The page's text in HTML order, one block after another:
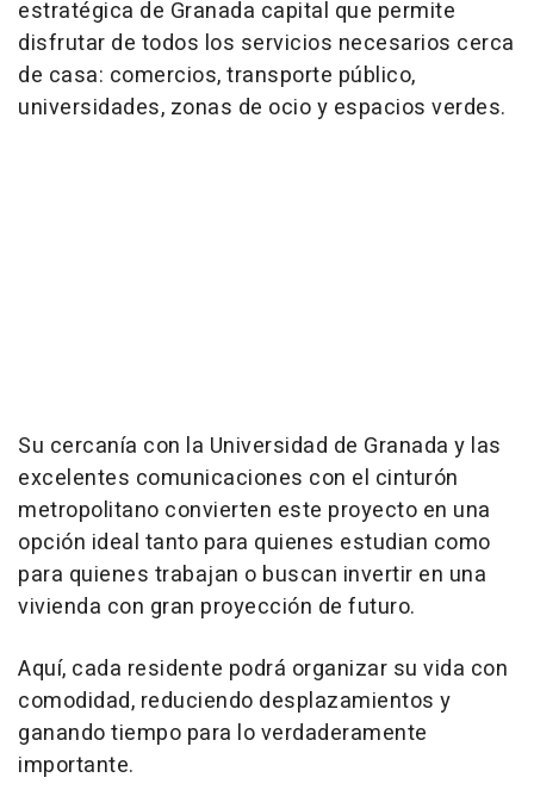
estratégica de Granada capital que permite
disfrutar de todos los servicios necesarios cerca
de casa: comercios, transporte público,
universidades, zonas de ocio y espacios verdes.
Su cercanía con la Universidad de Granada y las
excelentes comunicaciones con el cinturón
metropolitano convierten este proyecto en una
opción ideal tanto para quienes estudian como
para quienes trabajan o buscan invertir en una
vivienda con gran proyección de futuro.
Aquí, cada residente podrá organizar su vida con
comodidad, reduciendo desplazamientos y
ganando tiempo para lo verdaderamente
importante.